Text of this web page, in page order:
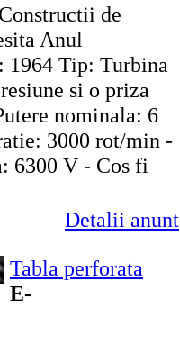
de
Anul
1964 Tip: Turbina
si o priza
nominala: 6
3000 rot/min -
6300 V - Cos fi
Detalii anunt
Tabla perforata
E-